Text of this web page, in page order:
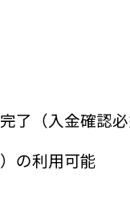
了（入金確認必
の利用可能